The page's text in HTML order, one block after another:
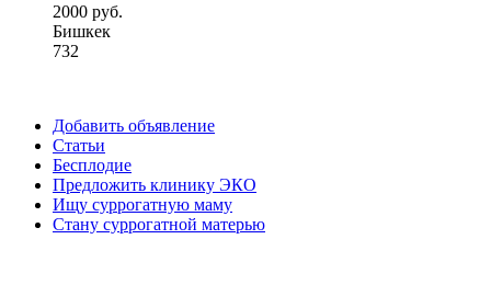
2000 руб.
Бишкек
732
Добавить объявление
Статьи
Бесплодие
Предложить клинику ЭКО
Ищу суррогатную маму
Стану суррогатной матерью